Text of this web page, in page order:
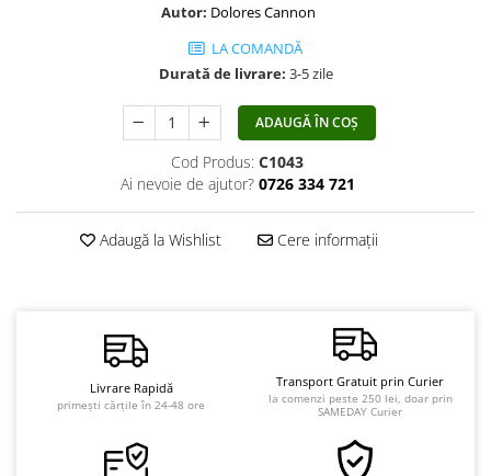
Psihologie practică
Lumea îngerilor
Seria Masaru Emoto
Inspiraţie divină
Viaţa de după moarte
Supă de pui pentru suflet
Autor: Dolores Cannon
LA COMANDĂ
Durată de livrare: 3-5 zile
ADAUGĂ ÎN COȘ
Cod Produs: C1043
Ai nevoie de ajutor? 0726 334 721
Adaugă la Wishlist Cere informații
Livrare Rapidă
primești cărțile în 24-48 ore
Transport Gratuit prin Curier
la comenzi peste 250 lei, doar prin
SAMEDAY Curier